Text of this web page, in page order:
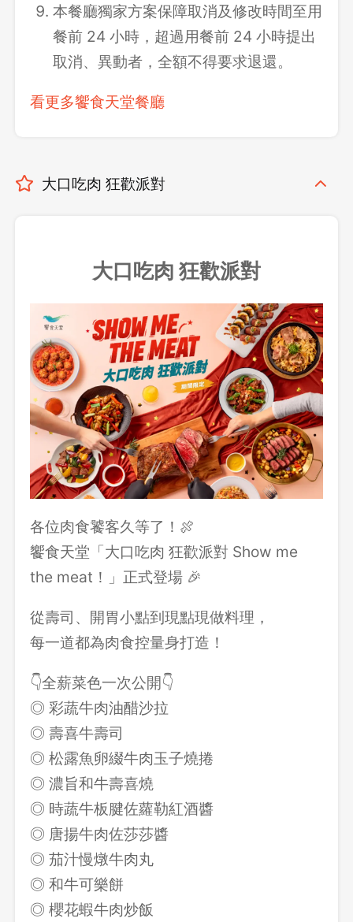
本餐廳獨家方案保障取消及修改時間至用
餐前 24 小時，超過用餐前 24 小時提出
取消、異動者，全額不得要求退還。
看更多饗食天堂餐廳
大口吃肉 狂歡派對
大口吃肉 狂歡派對
各位肉食饕客久等了！🍖
饗食天堂「大口吃肉 狂歡派對 Show me
the meat！」正式登場 🎉
從壽司、開胃小點到現點現做料理，
每一道都為肉食控量身打造！
👇全薪菜色一次公開👇
◎ 彩蔬牛肉油醋沙拉
◎ 壽喜牛壽司
◎ 松露魚卵綴牛肉玉子燒捲
◎ 濃旨和牛壽喜燒
◎ 時蔬牛板腱佐蘿勒紅酒醬
◎ 唐揚牛肉佐莎莎醬
◎ 茄汁慢燉牛肉丸
◎ 和牛可樂餅
◎ 櫻花蝦牛肉炒飯